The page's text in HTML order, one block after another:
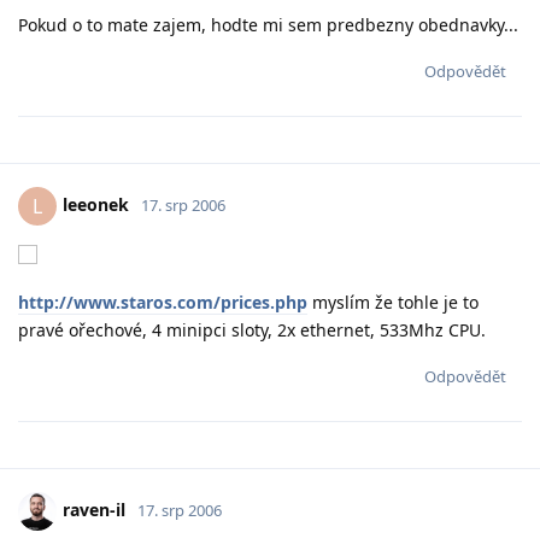
Pokud o to mate zajem, hodte mi sem predbezny obednavky...
Odpovědět
L leeonek 17. srp 2006
http://www.staros.com/prices.php myslím že tohle je to
pravé ořechové, 4 minipci sloty, 2x ethernet, 533Mhz CPU.
Odpovědět
raven-il 17. srp 2006